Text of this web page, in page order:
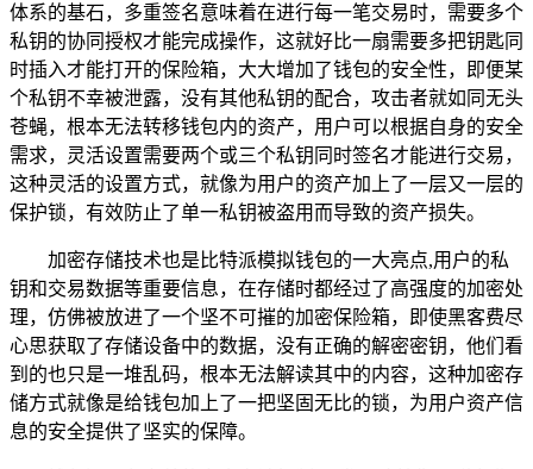
体系的基石，多重签名意味着在进行每一笔交易时，需要多个
私钥的协同授权才能完成操作，这就好比一扇需要多把钥匙同
时插入才能打开的保险箱，大大增加了钱包的安全性，即便某
个私钥不幸被泄露，没有其他私钥的配合，攻击者就如同无头
苍蝇，根本无法转移钱包内的资产，用户可以根据自身的安全
需求，灵活设置需要两个或三个私钥同时签名才能进行交易，
这种灵活的设置方式，就像为用户的资产加上了一层又一层的
保护锁，有效防止了单一私钥被盗用而导致的资产损失。
加密存储技术也是比特派模拟钱包的一大亮点,用户的私
钥和交易数据等重要信息，在存储时都经过了高强度的加密处
理，仿佛被放进了一个坚不可摧的加密保险箱，即使黑客费尽
心思获取了存储设备中的数据，没有正确的解密密钥，他们看
到的也只是一堆乱码，根本无法解读其中的内容，这种加密存
储方式就像是给钱包加上了一把坚固无比的锁，为用户资产信
息的安全提供了坚实的保障。